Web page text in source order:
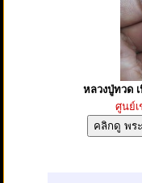
หลวงปู่ทวด
ศูนย์เ